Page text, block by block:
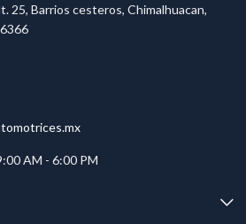
25, Barrios cesteros, Chimalhuacan,
AM - 6:00 PM